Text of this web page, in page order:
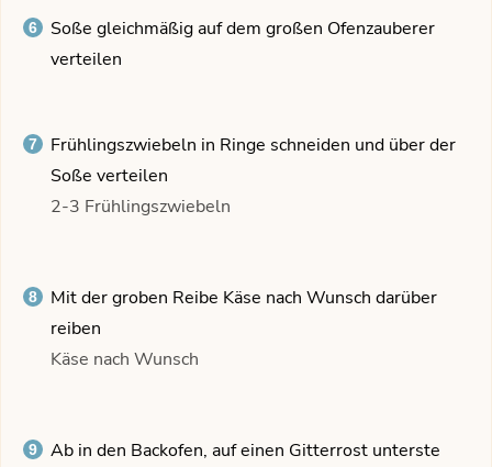
Soße gleichmäßig auf dem großen Ofenzauberer
verteilen
Frühlingszwiebeln in Ringe schneiden und über der
Soße verteilen
2-3 Frühlingszwiebeln
Mit der groben Reibe Käse nach Wunsch darüber
reiben
Käse nach Wunsch
Ab in den Backofen, auf einen Gitterrost unterste